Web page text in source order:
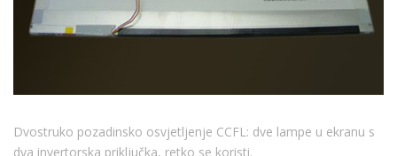
Dvostruko pozadinsko osvjetljenje CCFL: dve lampe u ekranu s
dva invertorska priključka, retko se koristi.